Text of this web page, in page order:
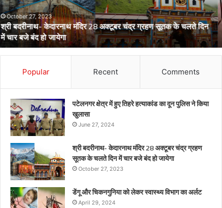
विभाग
का
अर्लटApril 29, 2024
डेंगू और चिकनगुनिया को लेकर स्वास्थ्य विभाग का अर्लट
Popular Recent Comments
पटेलनगर क्षेत्र में हुए तिहरे हत्याकांड का दून पुलिस ने किया
खुलासा
June 27, 2024
श्री बदरीनाथ- केदारनाथ मंदिर 28 अक्टूबर चंद्र ग्रहण
सूतक के चलते दिन में चार बजे बंद हो जायेगा
October 27, 2023
डेंगू और चिकनगुनिया को लेकर स्वास्थ्य विभाग का अर्लट
April 29, 2024